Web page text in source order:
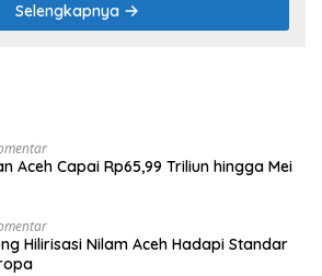
Selengkapnya
Aceh Capai Rp65,99 Triliun hingga Mei
Hilirisasi Nilam Aceh Hadapi Standar